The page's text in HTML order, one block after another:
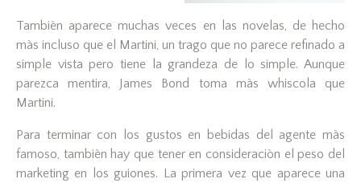
Tambièn aparece muchas veces en las novelas, de hecho
màs incluso que el Martini, un trago que no parece refinado a
simple vista pero tiene la grandeza de lo simple. Aunque
parezca mentira, James Bond toma màs whiscola que
Martini.
Para terminar con los gustos en bebidas del agente màs
famoso, tambièn hay que tener en consideraciòn el peso del
marketing en los guiones. La primera vez que aparece una